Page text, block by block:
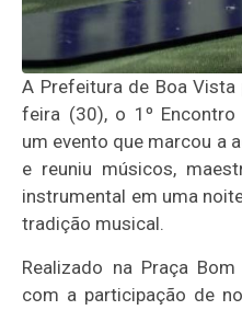
A Prefeitura de Boa
feira (30), o 1º Encontro
um evento que marcou a
e reuniu músicos,
instrumental em uma
tradição musical.
Realizado na Praça
com a participação de